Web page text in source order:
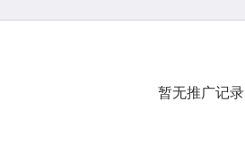
暂无推广记录